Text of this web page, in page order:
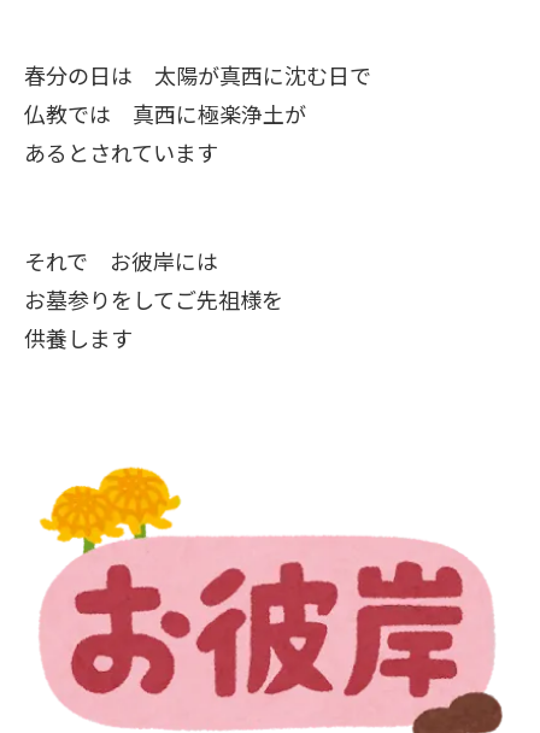
春分の日は 太陽が真西に沈む日で
仏教では 真西に極楽浄土が
あるとされています
それで お彼岸には
お墓参りをしてご先祖様を
供養します